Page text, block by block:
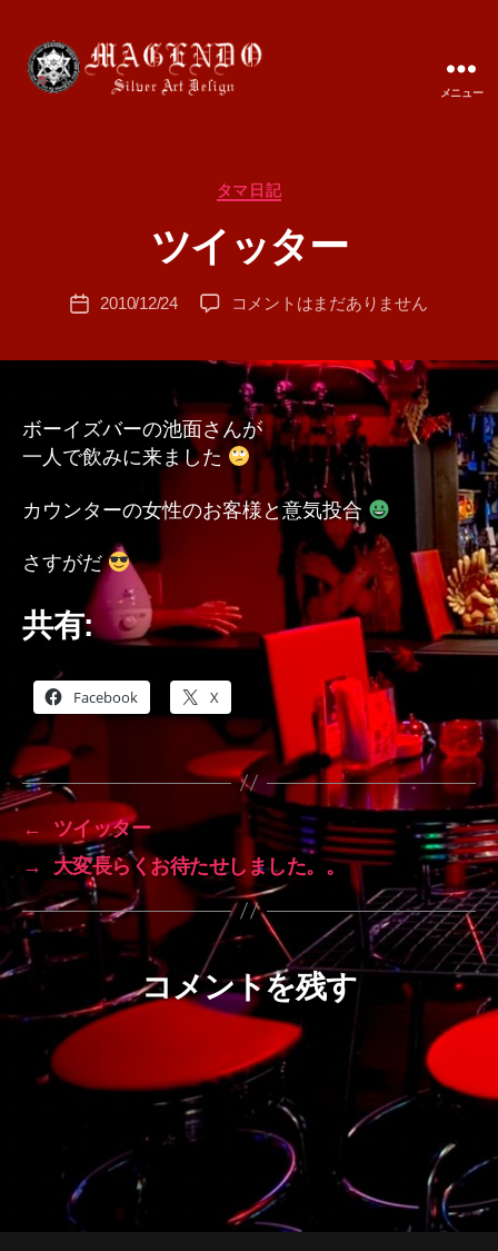
メニュー
カ
ゴ
リ
タマ日記
ツイッター
成
者
T
A
投
2010/12/24
ツ
タ
ー
へ
の
コメントはまだありません
ボーイズバーの池面さんが
一人で飲みに来ました
カウンターの女性のお客様と意気投合
さすがだ
共有:
Facebook X
←
ツイッター
→
大変長らくお待たせしました。。
コメントを残す